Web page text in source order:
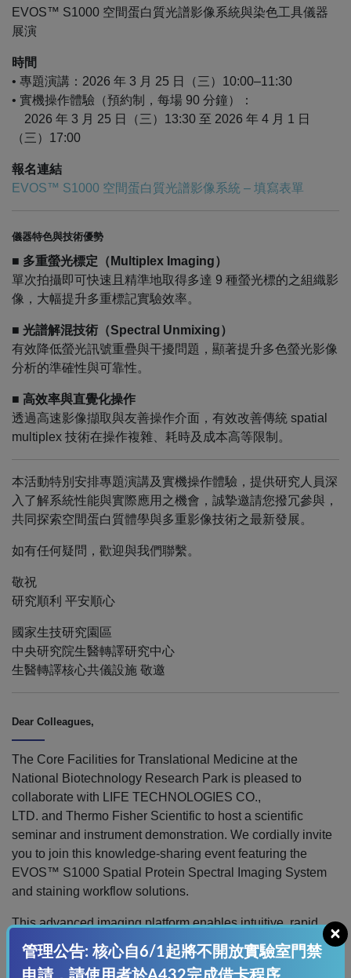
EVOS™ S1000 空間蛋白質光譜影像系統與染色工具儀器
展演
時間
• 專題演講：2026 年 3 月 25 日（三）10:00–11:30
• 實機操作體驗（預約制，每場 90 分鐘）：
2026 年 3 月 25 日（三）13:30 至 2026 年 4 月 1 日
（三）17:00
報名連結
EVOS™ S1000 空間蛋白質光譜影像系統 – 填寫表單
儀器特色與技術優勢
■ 多重螢光標定（Multiplex Imaging）
單次拍攝即可快速且精準地取得多達 9 種螢光標的之組織影
像，大幅提升多重標記實驗效率。
■ 光譜解混技術（Spectral Unmixing）
有效降低螢光訊號重疊與干擾問題， 顯著提升多色螢光影像
分析的準確性與可靠性。
■ 高效率與直覺化操作
透過高速影像擷取與友善操作介面，有效改善傳統 spatial
multiplex 技術在操作複雜、耗時及成本高等限制。
本活動特別安排專題演講及實機操作體驗， 提供研究人員深
入了解系統性能與實際應用之機會， 誠摯邀請您撥冗參與，
共同探索空間蛋白質體學與多重影像技術之最新發展。
如有任何疑問，歡迎與我們聯繫。
敬祝
研究順利 平安順心
國家生技研究園區
中央研究院生醫轉譯研究中心
生醫轉譯核心共儀設施 敬邀
Dear Colleagues,
The Core Facilities for Translational Medicine at the
National Biotechnology Research Park is pleased to
collaborate with LIFE TECHNOLOGIES CO.,
LTD. and Thermo Fisher Scientific to host a scientific
seminar and instrument demonstration. We cordially invite
you to join this knowledge-sharing event featuring the
EVOS™ S1000 Spatial Protein Spectral Imaging System
and staining workflow solutions.
This advanced imaging platform enables intuitive, rapid
acquisition of multiplex spatial protein images, allowing
researchers to gain deeper insights into cellular
管理公告: 核心自6/1起將不開放實驗室門禁
×